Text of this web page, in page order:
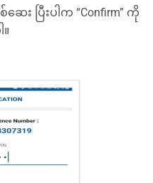
း ပြီးပါက “Confirm” ကို
။